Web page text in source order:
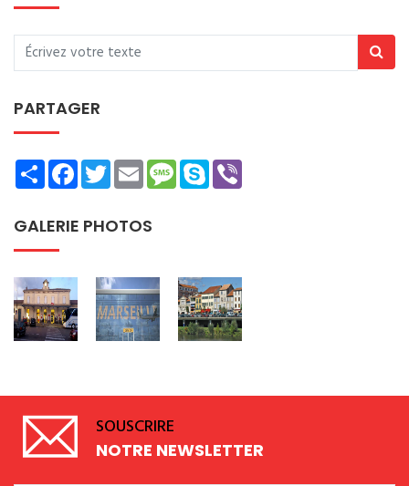
PARTAGER
ShareFacebookTwitterEmailMessage
Skype
GALERIE PHOTOS
SOUSCRIRE
NOTRE NEWSLETTER